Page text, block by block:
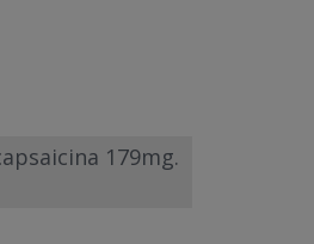
179mg.